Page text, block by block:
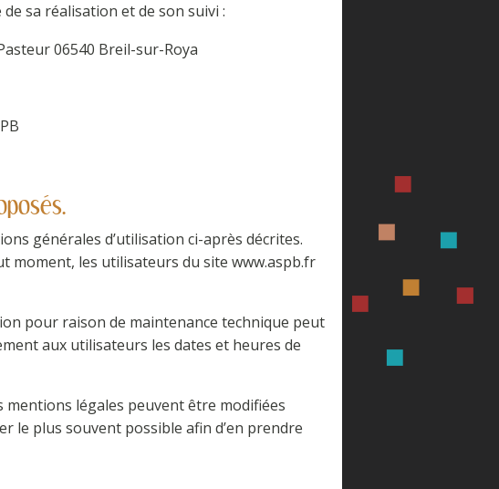
sa réalisation et de son suivi :
06540 Breil-sur-Roya
générales d’utilisation ci-après décrites.
moment, les utilisateurs du site www.aspb.fr
pour raison de maintenance technique peut
aux utilisateurs les dates et heures de
mentions légales peuvent être modifiées
le plus souvent possible afin d’en prendre